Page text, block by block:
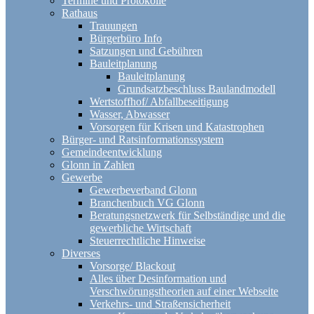
Rathaus
Trauungen
Bürgerbüro Info
Satzungen und Gebühren
Bauleitplanung
Bauleitplanung
Grundsatzbeschluss Baulandmodell
Wertstoffhof/ Abfallbeseitigung
Wasser, Abwasser
Vorsorgen für Krisen und Katastrophen
Bürger- und Ratsinformationssystem
Gemeindeentwicklung
Glonn in Zahlen
Gewerbe
Gewerbeverband Glonn
Branchenbuch VG Glonn
Beratungsnetzwerk für Selbständige und die
gewerbliche Wirtschaft
Steuerrechtliche Hinweise
Diverses
Vorsorge/ Blackout
Alles über Desinformation und
Verschwörungstheorien auf einer Webseite
Verkehrs- und Straßensicherheit